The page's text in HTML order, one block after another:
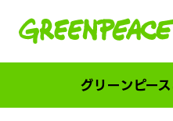
グリーンピー